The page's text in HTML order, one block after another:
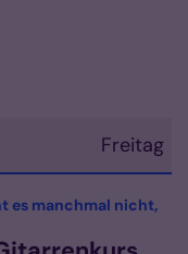
Freitag
es manchmal nicht,